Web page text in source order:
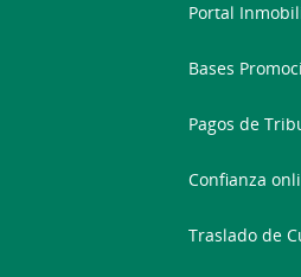
Portal
Bases
Pagos de
Confianza
Traslado de